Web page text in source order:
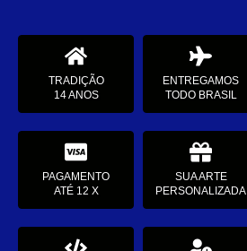
TRADIÇÃO
14 ANOS
ENTREGAMOS
TODO BRASIL
PAGAMENTO
ATÉ 12 X
SUA ARTE
PERSONALIZADA